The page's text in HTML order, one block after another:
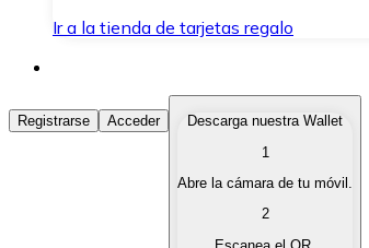
Ir a la tienda de tarjetas regalo
Comprar Criptomonedas
Compra criptomonedas con diferentes
Vende tus criptomonedas de forma
Registrarse Acceder
Descarga nuestra Wallet
1
Abre la cámara de tu móvil.
2